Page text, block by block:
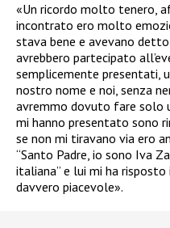
«Un ricordo molto tenero,
incontrato ero molto
stava bene e avevano
avrebbero partecipato
semplicemente presentati,
nostro nome e noi, senza
avremmo dovuto fare solo
mi hanno presentato sono
se non mi tiravano via ero
“Santo Padre, io sono Iva
italiana” e lui mi ha
davvero piacevole».